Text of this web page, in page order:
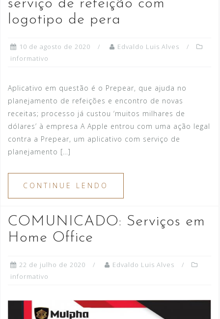
serviço de refeição com
logotipo de pera
10 de agosto de 2020
Edvaldo Luis Alves
informativo
Aplicativo em questão é o Prepear, que ajuda no
planejamento de refeições e encontro de novas
receitas; processo já custou ‘muitos milhares de
dólares’ à empresa A Apple entrou com uma ação legal
contra a Prepear, um aplicativo com serviço de
planejamento […]
CONTINUE LENDO
COMUNICADO: Serviços em
Home Office
22 de julho de 2020
Edvaldo Luis Alves
informativo